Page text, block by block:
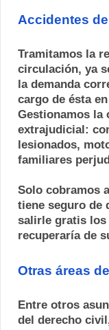
Accidentes
Tramitamos la
circulación, ya
la demanda
cargo de ésta
Gestionamos la
extrajudicial:
lesionados,
familiares
Solo cobramos
tiene seguro de
salirle gratis los
recuperaría de
Otras áreas
Entre otros
del derecho